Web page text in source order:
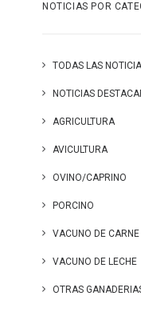
NOTICIAS POR
TODAS LAS
NOTICIAS
AGRICULTURA
AVICULTURA
OVINO/CAPRINO
PORCINO
VACUNO DE CARNE
VACUNO DE LECHE
OTRAS